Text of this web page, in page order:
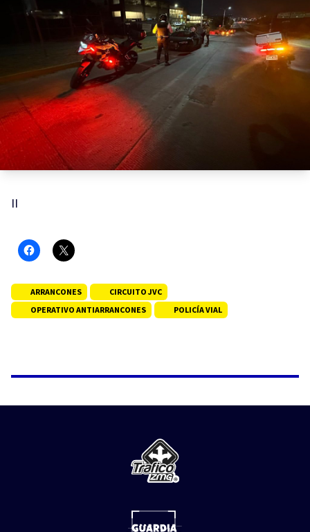
II
ARRANCONES
CIRCUITO JVC
OPERATIVO ANTIARRANCONES
POLICÍA VIAL